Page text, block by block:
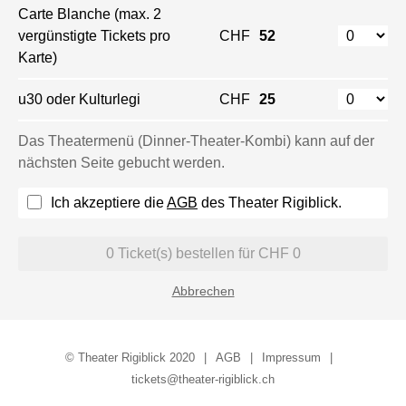
Carte Blanche (max. 2
vergünstigte Tickets pro
Karte)
CHF 52
u30 oder Kulturlegi CHF 25
Das Theatermenü (Dinner-Theater-Kombi) kann auf der
nächsten Seite gebucht werden.
Ich akzeptiere dieAGB des Theater Rigiblick.
Abbrechen
0 Ticket(s) bestellen für CHF 0
© Theater Rigiblick 2020 AGB
Impressum
tickets@theater-rigiblick.ch